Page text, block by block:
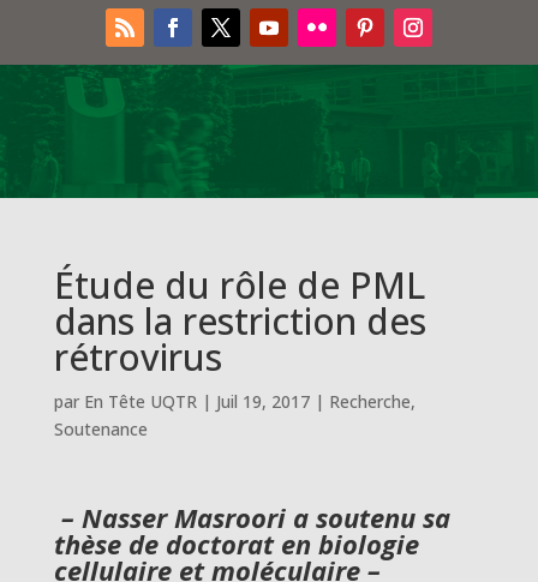
Étude du rôle de PML
dans la restriction des
rétrovirus
par En Tête UQTR| Juil 19, 2017| Recherche,
Soutenance
– Nasser Masroori a soutenu sa
thèse de doctorat en biologie
cellulaire et moléculaire –